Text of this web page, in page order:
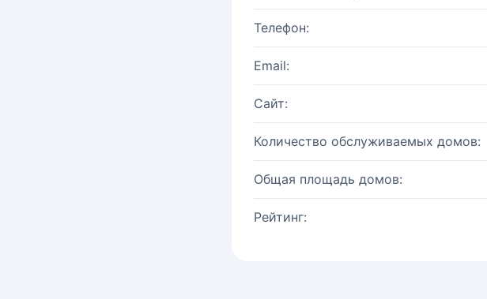
Телефон:
Email:
Сайт:
Количество обслуживаемых домов:
Общая площадь домов:
Рейтинг: